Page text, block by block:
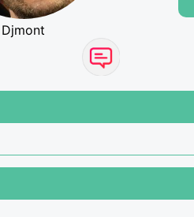
Djmont